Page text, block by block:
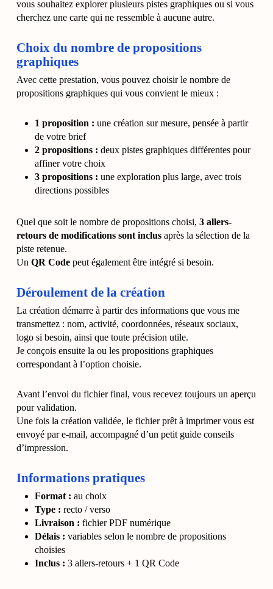
vous souhaitez explorer plusieurs pistes graphiques ou si vous
cherchez une carte qui ne ressemble à aucune autre.
Choix du nombre de propositions
graphiques
Avec cette prestation, vous pouvez choisir le nombre de
propositions graphiques qui vous convient le mieux :
1 proposition : une création sur mesure, pensée à partir
de votre brief
2 propositions : deux pistes graphiques différentes pour
affiner votre choix
3 propositions : une exploration plus large, avec trois
directions possibles
Quel que soit le nombre de propositions choisi, 3 allers-
retours de modifications sont inclusaprès la sélection de la
piste retenue.
Un QR Codepeut également être intégré si besoin.
Déroulement de la création
La création démarre à partir des informations que vous me
transmettez : nom, activité, coordonnées, réseaux sociaux,
logo si besoin, ainsi que toute précision utile.
Je conçois ensuite la ou les propositions graphiques
correspondant à l’option choisie.
Avant l’envoi du fichier final, vous recevez toujours un aperçu
pour validation.
Une fois la création validée, le fichier prêt à imprimer vous est
envoyé par e-mail, accompagné d’un petit guide conseils
d’impression.
Informations pratiques
Format : au choix
Type : recto / verso
Livraison : fichier PDF numérique
Délais : variables selon le nombre de propositions
choisies
Inclus : 3 allers-retours + 1 QR Code